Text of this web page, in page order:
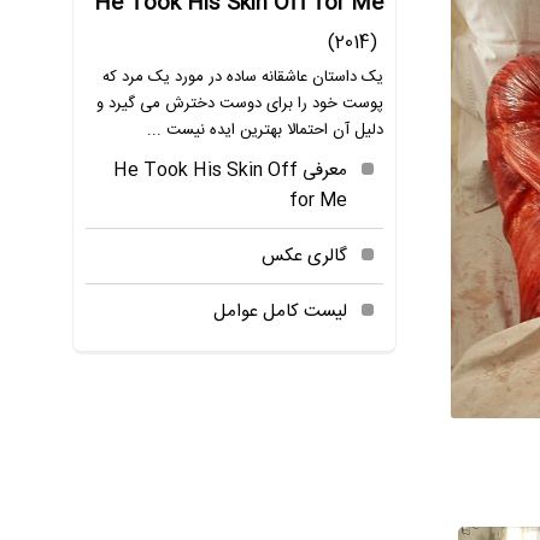
(2014)
یک داستان عاشقانه ساده در مورد یک مرد که
پوست خود را برای دوست دخترش می گیرد و
دلیل آن احتمالا بهترین ایده نیست ...
معرفی He Took His Skin Off
for Me
گالری عکس
لیست کامل عوامل